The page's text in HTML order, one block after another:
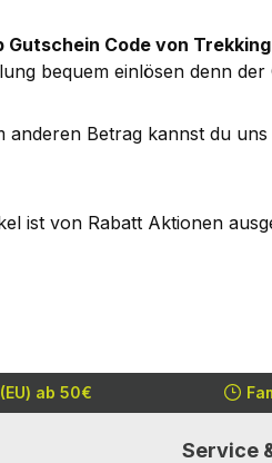
Gutschein Code von
bequem einlösen denn
anderen Betrag kannst du
ist von Rabatt Aktionen
ab 50€
Service